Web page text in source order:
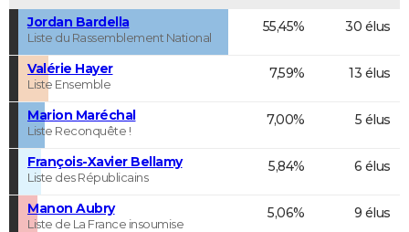
Jordan Bardella
Liste du Rassemblement National
55,45% 30 élus
Valérie Hayer
Liste Ensemble
7,59% 13 élus
Marion Maréchal
Liste Reconquête !
7,00% 5 élus
François-Xavier Bellamy
Liste des Républicains
5,84% 6 élus
Manon Aubry
Liste de La France insoumise
5,06% 9 élus